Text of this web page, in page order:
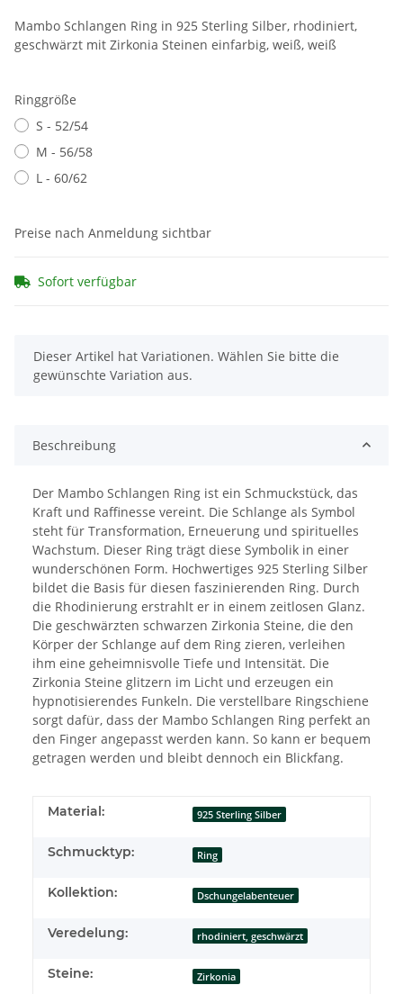
Mambo Schlangen Ring in 925 Sterling Silber, rhodiniert,
geschwärzt mit Zirkonia Steinen einfarbig, weiß, weiß
Ringgröße
S - 52/54
M - 56/58
L - 60/62
Preise nach Anmeldung sichtbar
Sofort verfügbar
x
Dieser Artikel hat Variationen. Wählen Sie bitte die
gewünschte Variation aus.
Beschreibung
Der Mambo Schlangen Ring ist ein Schmuckstück, das
Kraft und Raffinesse vereint. Die Schlange als Symbol
steht für Transformation, Erneuerung und spirituelles
Wachstum. Dieser Ring trägt diese Symbolik in einer
wunderschönen Form. Hochwertiges 925 Sterling Silber
bildet die Basis für diesen faszinierenden Ring. Durch
die Rhodinierung erstrahlt er in einem zeitlosen Glanz.
Die geschwärzten schwarzen Zirkonia Steine, die den
Körper der Schlange auf dem Ring zieren, verleihen
ihm eine geheimnisvolle Tiefe und Intensität. Die
Zirkonia Steine glitzern im Licht und erzeugen ein
hypnotisierendes Funkeln. Die verstellbare Ringschiene
sorgt dafür, dass der Mambo Schlangen Ring perfekt an
den Finger angepasst werden kann. So kann er bequem
getragen werden und bleibt dennoch ein Blickfang.
Material: 925 Sterling Silber
Schmucktyp: Ring
Kollektion: Dschungelabenteuer
Veredelung: rhodiniert, geschwärzt
Steine: Zirkonia